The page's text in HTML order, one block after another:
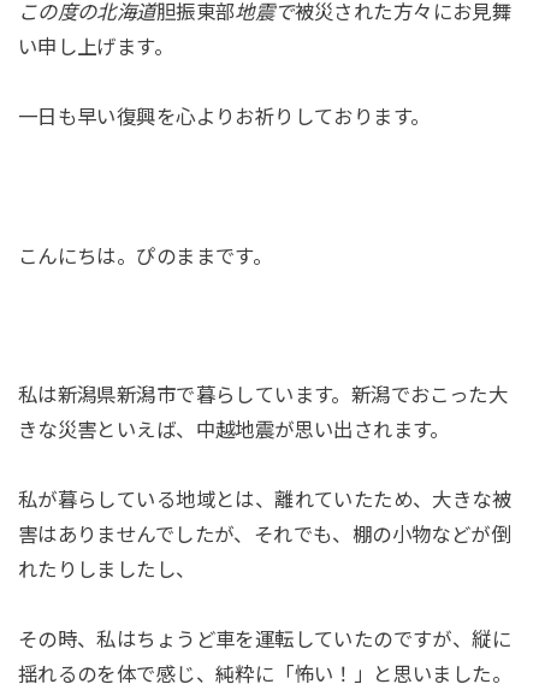
この度の北海道胆振東部地震で被災された方々にお見舞
い申し上げます。
一日も早い復興を心よりお祈りしております。
こんにちは。ぴのままです。
私は新潟県新潟市で暮らしています。新潟でおこった大
きな災害といえば、中越地震が思い出されます。
私が暮らしている地域とは、離れていたため、大きな被
害はありませんでしたが、それでも、棚の小物などが倒
れたりしましたし、
その時、私はちょうど車を運転していたのですが、縦に
揺れるのを体で感じ、純粋に「怖い！」と思いました。